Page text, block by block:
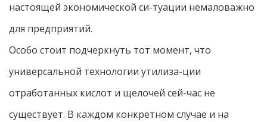
настоящей экономической си-туации немаловажно
для предприятий.
Особо стоит подчеркнуть тот момент, что
универсальной технологии утилиза-ции
отработанных кислот и щелочей сей-час не
существует. В каждом конкретном случае и на